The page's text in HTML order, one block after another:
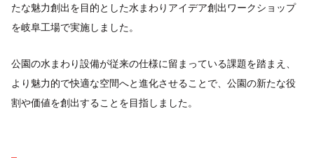
たな魅力創出を目的とした水まわりアイデア創出ワークショップ
を岐阜工場で実施しました。
公園の水まわり設備が従来の仕様に留まっている課題を踏まえ、
より魅力的で快適な空間へと進化させることで、公園の新たな役
割や価値を創出することを目指しました。